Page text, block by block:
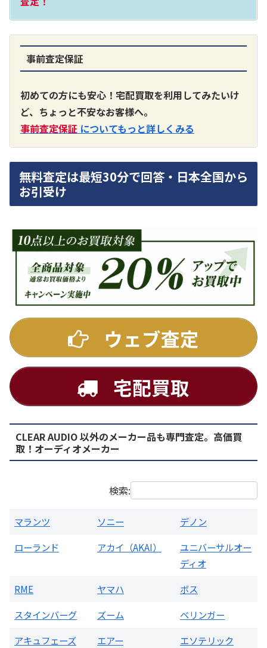
A3300 真空管プリアンプ
買取価格：お問合せください
SONY
DA7000ES アンプ
買取価格：お問合せください
DENON
PMA-1500AE プリメインアンプ
買取価格：お問合せください
事前査定保証
初めての方にも安心！宅配買取を利用してみたいけ
ど、ちょっと不安なお客様へ。
事前査定保証 についてもっと詳しくみる
無料査定は最短30分で回答・日本全国から
お引受け
ウェブ査定
宅配買取
CLEAR AUDIO 以外のメーカー品も専門査定。高価買
取！オーディオメーカー
検索:
マランツ ソニー
デノン
ローランド
アカイ（AKAI）
ユニバーサルオー
ディオ
RME
ヤマハ
ボス
スタインバーグ
ズーム
ベリンガー
アキュフェーズ
エアー
エソテリック